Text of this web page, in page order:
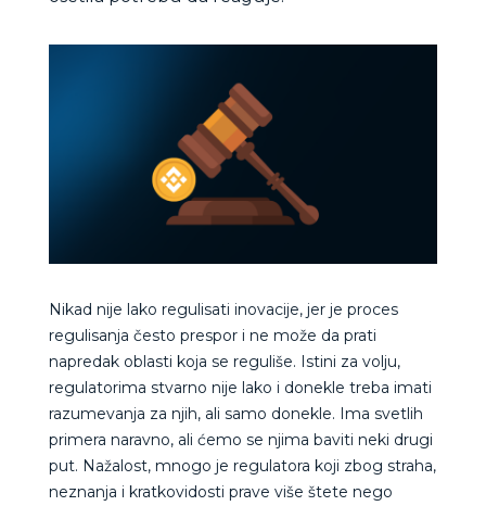
Nikad nije lako regulisati inovacije, jer je proces
regulisanja često prespor i ne može da prati
napredak oblasti koja se reguliše. Istini za volju,
regulatorima stvarno nije lako i donekle treba imati
razumevanja za njih, ali samo donekle. Ima svetlih
primera naravno, ali ćemo se njima baviti neki drugi
put. Nažalost, mnogo je regulatora koji zbog straha,
neznanja i kratkovidosti prave više štete nego